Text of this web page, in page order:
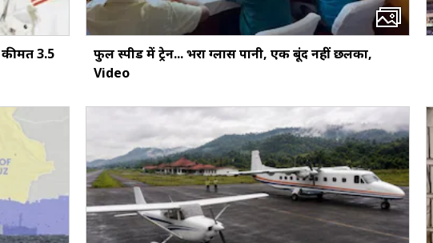
कीमत 3.5
फुल स्पीड में ट्रेन... भरा ग्लास पानी, एक बूंद नहीं छलका,
Video